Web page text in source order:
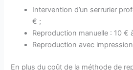
Intervention d’un serrurier
€ ;
Reproduction manuelle : 10 €
Reproduction avec
En plus du coût de la méthode de